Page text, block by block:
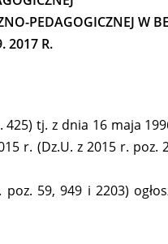
PEDAGOGICZNEJ W
2017 R.
tj. z dnia 16 maja
r. (Dz.U. z 2015 r. poz.
59, 949 i 2203)